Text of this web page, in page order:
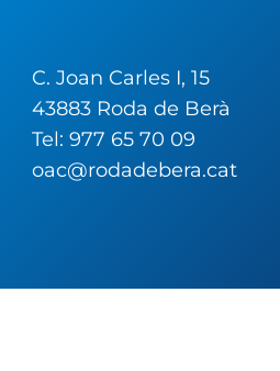
C. Joan Carles I, 15
43883 Roda de Berà
Tel: 977 65 70 09
oac@rodadebera.cat